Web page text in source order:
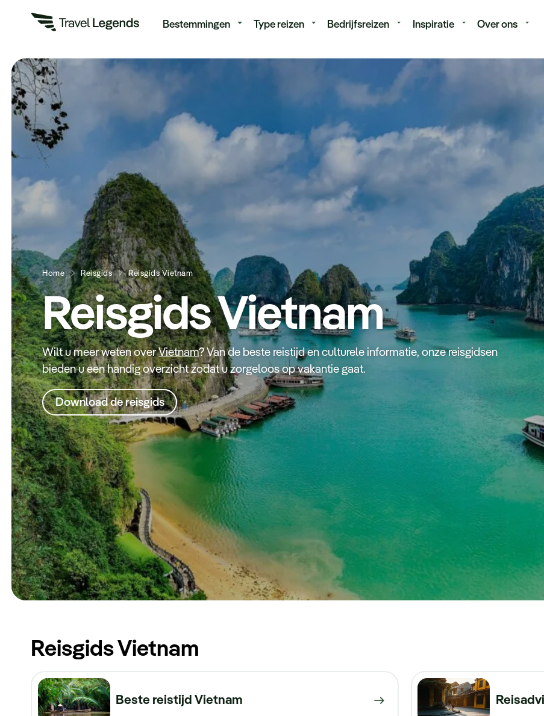
Bestemmingen Type reizen Bedrijfsreizen Inspiratie Over ons
Home Reisgids Reisgids Vietnam
Reisgids Vietnam
Wilt u meer weten overVietnam? Van de beste reistijd en culturele informatie, onze reisgidsen
bieden u een handig overzicht zodat u zorgeloos op vakantie gaat.
Download de reisgids
Reisgids Vietnam
Beste reistijd Vietnam